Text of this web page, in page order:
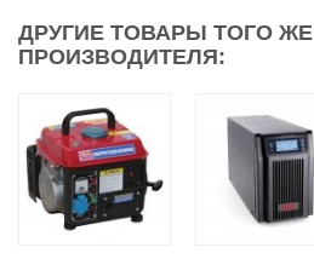
ДРУГИЕ ТОВАРЫ ТОГО ЖЕ
ПРОИЗВОДИТЕЛЯ: